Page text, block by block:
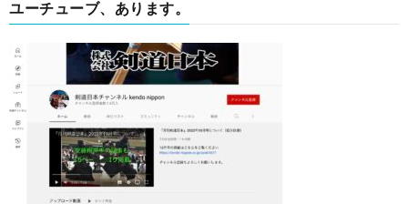
ユーチューブ、あります。